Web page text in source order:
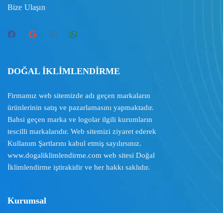
Bize Ulaşın
DOĞAL İKLİMLENDİRME
Firmamız web sitemizde adı geçen markaların
ürünlerinin satış ve pazarlamasını yapmaktadır.
Bahsi geçen marka ve logolar ilgili kurumların
tescilli markalarıdır. Web sitemizi ziyaret ederek
Kullanım Şartlarını kabul etmiş sayılırsınız.
www.dogaliklimlendirme.com web sitesi Doğal
İklimlendirme iştirakidir ve her hakkı saklıdır.
Kurumsal